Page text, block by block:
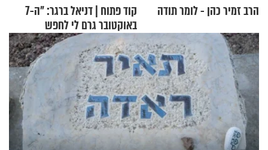
הרב זמיר כהן - לומר תודה
קוד פתוח | דניאל ברגר: "ה-7
באוקטובר גרם לי לחפש
תשובות"